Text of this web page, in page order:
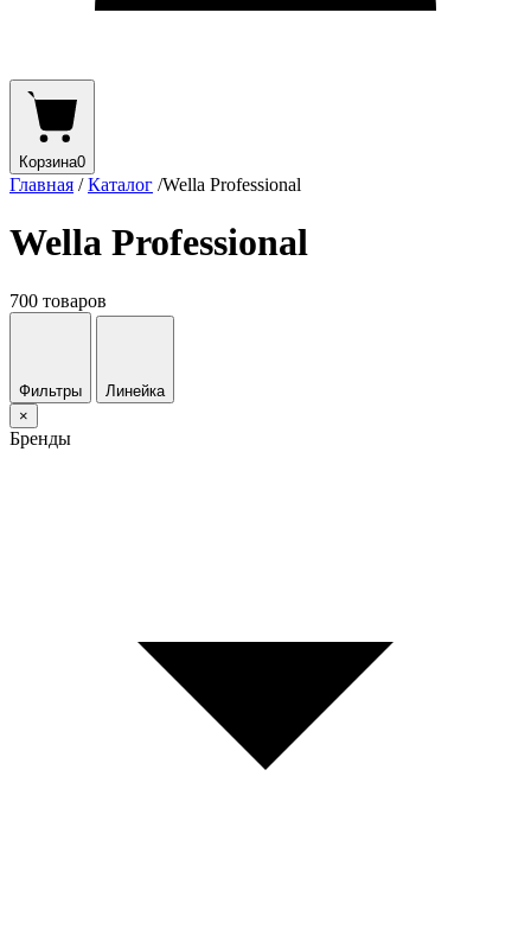
Корзина0
Главная / Каталог /Wella Professional
Wella Professional
700 товаров
Фильтры
Линейка
×
Бренды